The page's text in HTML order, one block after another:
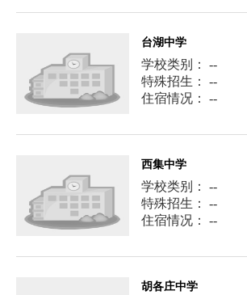
台湖中学
学校类别： --
特殊招生： --
住宿情况： --
西集中学
学校类别： --
特殊招生： --
住宿情况： --
胡各庄中学